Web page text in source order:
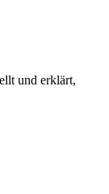
und erklärt,